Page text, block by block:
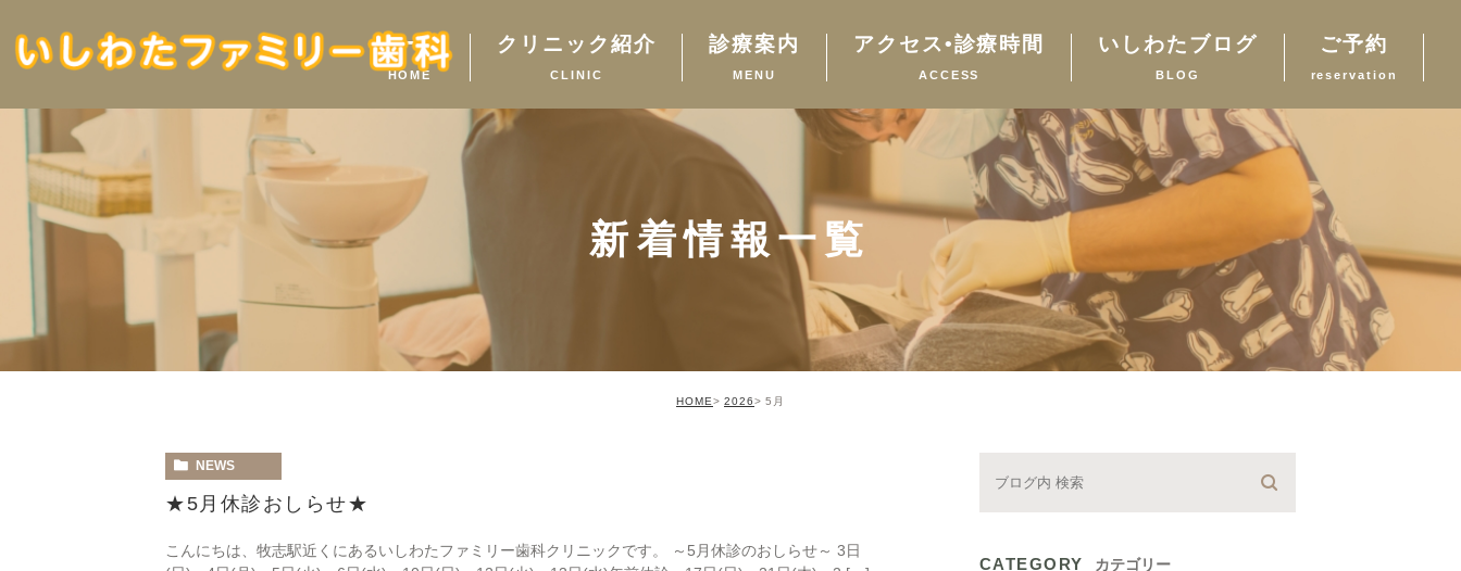
ホーム
HOME
クリニック紹介
CLINIC
診療案内
MENU
アクセス•診療時間
ACCESS
いしわたブログ
BLOG
ご予約
reservation
新着情報一覧
HOME 2026 5月
NEWS
★5月休診おしらせ★
こんにちは、牧志駅近くにあるいしわたファミリー歯科クリニックです。 ～5月休診のおしらせ～ 3日
CATEGORY カテゴリー